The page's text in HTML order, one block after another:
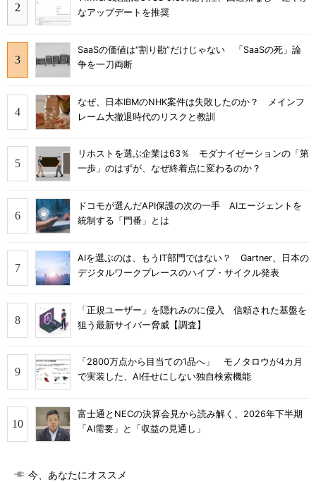
なアップデートを推奨
SaaSの価値は“割り勘”だけじゃない 「SaaSの死」論
争を一刀両断
なぜ、日本IBMのNHK案件は失敗したのか？ メインフ
レーム大撤退時代のリスクと教訓
リホストを選ぶ企業は63％ モダナイゼーションの「第
一歩」のはずが、なぜ終着点に変わるのか？
ドコモが選んだAPI保護の次の一手 AIエージェントを
統制する「門番」とは
AIを選ぶのは、もうIT部門ではない？ Gartner、日本の
デジタルワークプレースのハイプ・サイクル発表
「正規ユーザー」を隠れみのに侵入 信頼された基盤を
狙う最新サイバー脅威【調査】
「2800万点から目当ての1品へ」 モノタロウが4カ月
で実装した、AI任せにしない独自検索機能
富士通とNECの決算会見から読み解く、2026年下半期
「AI需要」と「収益の見通し」
今、あなたにオススメ